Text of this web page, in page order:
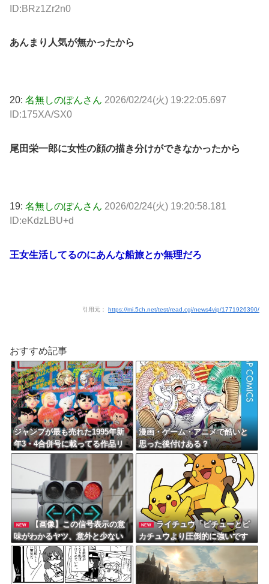
ID:BRz1Zr2n0
あんまり人気が無かったから
20: 名無しのぽんさん 2026/02/24(火) 19:22:05.697
ID:175XA/SX0
尾田栄一郎に女性の顔の描き分けができなかったから
19: 名無しのぽんさん 2026/02/24(火) 19:20:58.181
ID:eKdzLBU+d
王女生活してるのにあんな船旅とか無理だろ
引用元： https://mi.5ch.net/test/read.cgi/news4vip/1771926390/
おすすめ記事
ジャンプが最も売れた1995年新
年3・4合併号に載ってる作品リ
ストｗｗｗｗｗ
漫画・ゲーム・アニメで酷いと
思った後付けある？
NEW
【画像】この信号表示の意
味がわかるヤツ、意外と少ない
説ｗｗｗｗ
NEW
ライチュウ「ピチューとピ
カチュウより圧倒的に強いです
ｗｗｗ」←こいつが不人気な理
由